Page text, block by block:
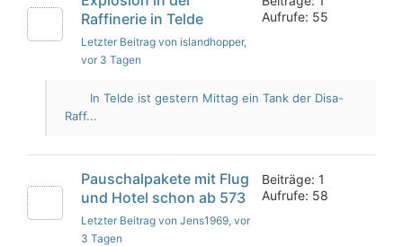
Raffinerie in Telde
Letzter Beitrag von islandhopper,
vor 3 Tagen
Aufrufe: 55
In Telde ist gestern Mittag ein Tank der Disa-
Raff...
Pauschalpakete mit Flug
und Hotel schon ab 573
Letzter Beitrag von Jens1969, vor
3 Tagen
Beiträge: 1
Aufrufe: 58